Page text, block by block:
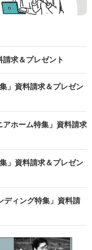
求＆プレゼント
」資料請求＆プレゼン
ホーム特集」資料請求
」資料請求＆プレゼン
ディング特集」資料請